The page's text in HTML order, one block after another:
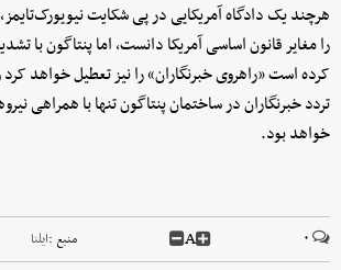
هرچند یک دادگاه آمریکایی در پی شکایت
را مغایر قانون اساسی آمریکا دانست، اما پنتاگون با
کرده است «راهروی خبرنگاران» را نیز تعطیل خواهد
تردد خبرنگاران در ساختمان پنتاگون تنها با همراهی
خواهد بود.
۰ A منبع :ایلنا